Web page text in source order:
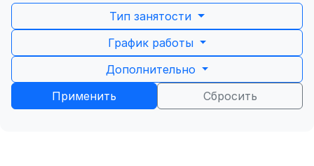
Тип занятости
График работы
Дополнительно
Применить
Сбросить